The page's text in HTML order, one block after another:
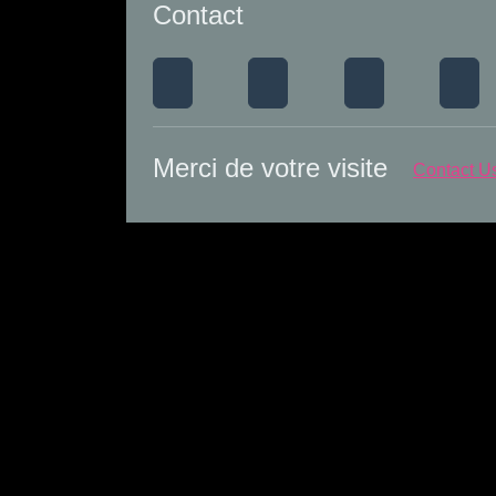
Contact
Merci de votre visite Contact